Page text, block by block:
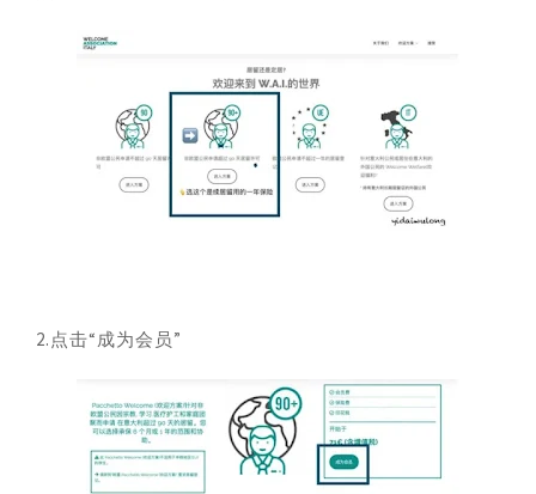
2.点击“成为会员”